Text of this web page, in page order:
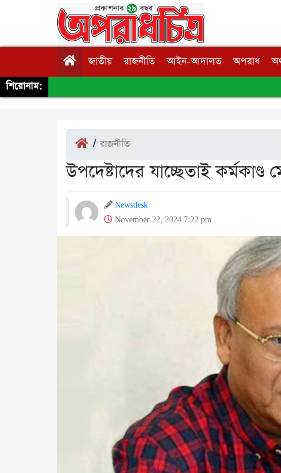
জাতীয় রাজনীতি আইন-আদালত অপরাধ
শিরোনাম:
/রাজনীতি
উপদেষ্টাদের যাচ্ছেতাই
Newsdesk
November 22, 2024 7:22 pm